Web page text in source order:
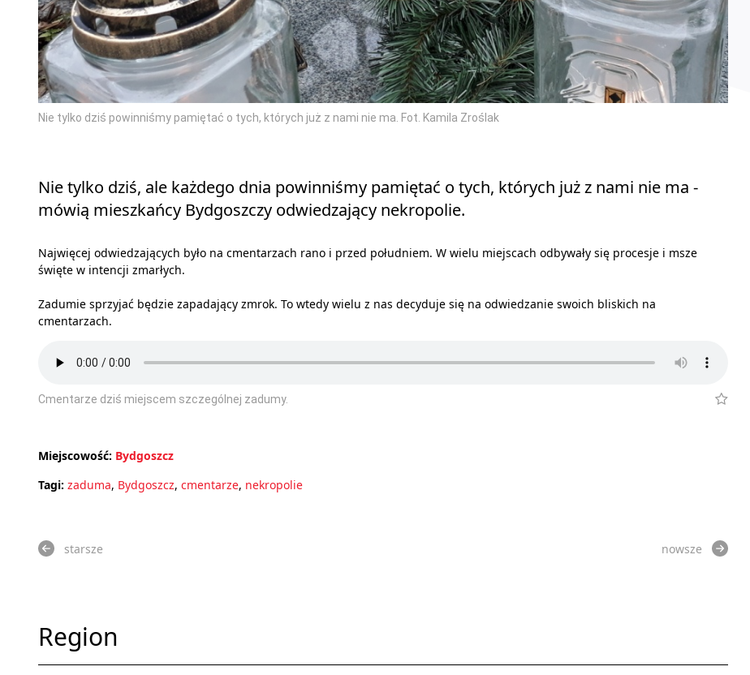
Nie tylko dziś powinniśmy pamiętać o tych, których już z nami nie ma. Fot. Kamila Zroślak
Nie tylko dziś, ale każdego dnia powinniśmy pamiętać o tych, których już z nami nie ma -
mówią mieszkańcy Bydgoszczy odwiedzający nekropolie.
Najwięcej odwiedzających było na cmentarzach rano i przed południem. W wielu miejscach odbywały się procesje i msze
święte w intencji zmarłych.
Zadumie sprzyjać będzie zapadający zmrok. To wtedy wielu z nas decyduje się na odwiedzanie swoich bliskich na
cmentarzach.
Cmentarze dziś miejscem szczególnej zadumy.
Miejscowość: Bydgoszcz
Tagi: zaduma, Bydgoszcz, cmentarze, nekropolie
starsze nowsze
Region